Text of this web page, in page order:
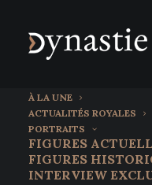
À LA UNE
ACTUALITÉS ROYALES
PORTRAITS
FIGURES
FIGURES
INTERVIEW